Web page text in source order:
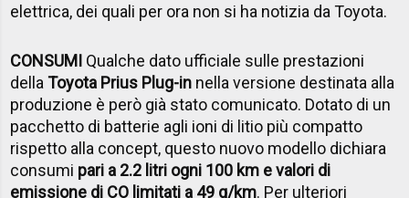
elettrica, dei quali per ora non si ha notizia da Toyota.
CONSUMI Qualche dato ufficiale sulle prestazioni
dellaToyota Prius Plug-in nella versione destinata alla
produzione è però già stato comunicato. Dotato di un
pacchetto di batterie agli ioni di litio più compatto
rispetto alla concept, questo nuovo modello dichiara
consumi pari a 2.2 litri ogni 100 km e valori di
emissione di CO limitati a 49 g/km. Per ulteriori